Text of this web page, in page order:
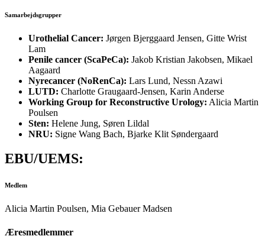
Samarbejdsgrupper
Urothelial Cancer: Jørgen Bjerggaard Jensen, Gitte Wrist
Lam
Penile cancer (ScaPeCa): Jakob Kristian Jakobsen, Mikael
Aagaard
Nyrecancer (NoRenCa): Lars Lund, Nessn Azawi
LUTD: Charlotte Graugaard-Jensen, Karin Anderse
Working Group for Reconstructive Urology: Alicia Martin
Poulsen
Sten: Helene Jung, Søren Lildal
NRU: Signe Wang Bach, Bjarke Klit Søndergaard
EBU/UEMS:
Medlem
Alicia Martin Poulsen, Mia Gebauer Madsen
Æresmedlemmer